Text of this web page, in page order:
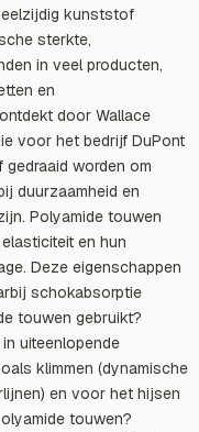
kunststof
sterkte,
in veel producten,
en
door Wallace
voor het bedrijf DuPont
worden om
duurzaamheid en
Polyamide touwen
en hun
Deze eigenschappen
schokabsorptie
touwen gebruikt?
uiteenlopende
klimmen (dynamische
en voor het hijsen
touwen?